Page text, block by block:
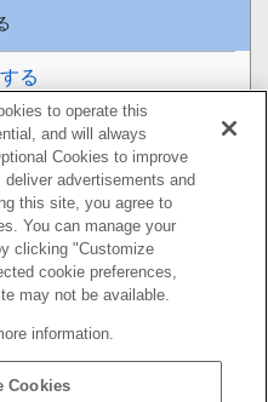
る
ぼけ効果）
to operate this
and will always
Cookies to improve
advertisements and
this site, you agree to
You can manage your
clicking "Customize
cookie preferences,
may not be available.
information.
Cookies